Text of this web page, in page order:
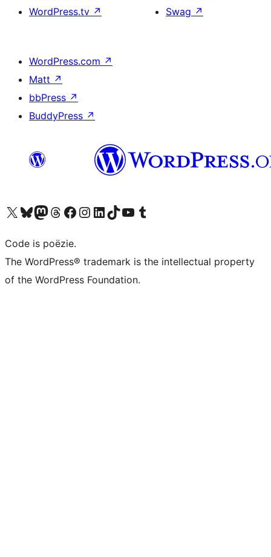
WordPress.tv ↗
Swag ↗
WordPress.com ↗
Matt ↗
bbPress ↗
BuddyPress ↗
Bezoek ons X (voorheen Twitter) account
Bezoek ons Bluesky account
Bezoek ons Mastodon account
Bezoek ons Threads account
Onze Facebook pagina bezoeken
Bezoek ons Instagram account
Bezoek ons LinkedIn account
Bezoek ons TikTok account
Bezoek ons YouTube kanaalBezoek ons Tumblr account
Code is poëzie.
The WordPress® trademark is the intellectual property
of the WordPress Foundation.